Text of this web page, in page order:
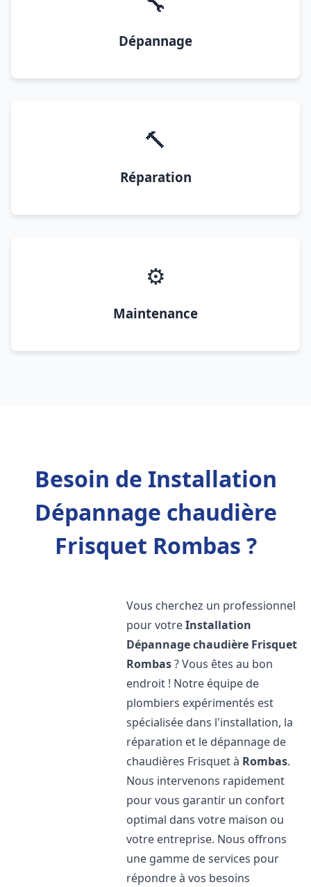
Dépannage
🔨
Réparation
⚙️
Maintenance
Besoin de Installation
Dépannage chaudière
Frisquet Rombas ?
Vous cherchez un professionnel
pour votreInstallation
Dépannage chaudière Frisquet
Rombas? Vous êtes au bon
endroit ! Notre équipe de
plombiers expérimentés est
spécialisée dans l'installation, la
réparation et le dépannage de
chaudières Frisquet à Rombas.
Nous intervenons rapidement
pour vous garantir un confort
optimal dans votre maison ou
votre entreprise. Nous offrons
une gamme de services pour
répondre à vos besoins